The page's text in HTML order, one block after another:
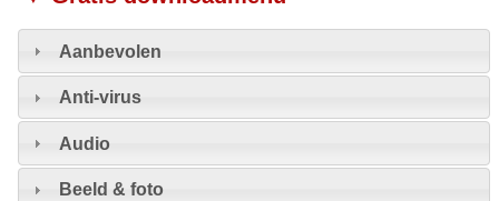
Aanbevolen
Anti-virus
Audio
Beeld & foto